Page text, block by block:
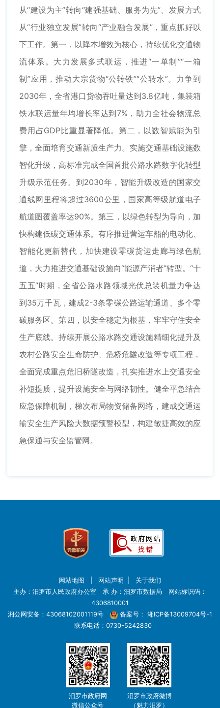
从“建设为主”转向“建强基础、服务为先”、发展方式
从“行业独立发展”转向“产业融合发展”，重点抓好以
下工作。第一，以降本增效为核心，持续优化交通物
流体系。大力发展多式联运，推进“一单制”“一箱
制”应用，推动大宗货物“公转铁”“公转水”。力争到
2030年，全省港口货物吞吐量达到3.8亿吨，集装箱
铁水联运量年均增长率达到7%，助力全社会物流总
费用占GDP比重显著降低。第二，以数智赋能为引
擎，全面培育交通新质生产力。实施交通基础设施数
智化升级，高标准完成全国首批公路水路数字化转型
升级示范任务。到2030年，智能升级改造的国家交
通线网里程将超过3600公里，国家高等级航道电子
航道图覆盖率达90%。第三，以绿色转型为导向，加
快构建低碳交通体系。有序推进营运车船的电动化、
智能化更新替代，加快建设零碳货运走廊与绿色航
道，大力推进交通基础设施向“能源产消者”转型。“十
五五”时期，全省公路水路领域光伏总装机量力争达
到35万千瓦，建成2-3条零碳公路运输通道、多个零
碳服务区。第四，以安全稳定为根基，牢牢守住安全
生产底线。持续开展公路水路交通设施精细化提升及
农村公路安全生命防护、危桥危隧改造等专项工程，
全面完成重点危旧桥隧改造，扎实推进水上交通安全
补短提质，提升设施安全与网络韧性。健全平急结合
应急保障机制，梯次布局物资储备网络，建成交通运
输安全生产风险大数据预警模型，构建敏捷高效的应
急保通与安全监管网。
网站地图 网站声明
关于我们
主办：汨罗市人民政府办公室 承 办：汨罗市数据局 网站标识码：
4306810001
湘公网安备：43068102001119号
备案号： 湘ICP备13009704号-1
联系电话：0730-5242830
汨罗市政府网
微信公众号
汨罗市政府微博
（魅力汨罗）